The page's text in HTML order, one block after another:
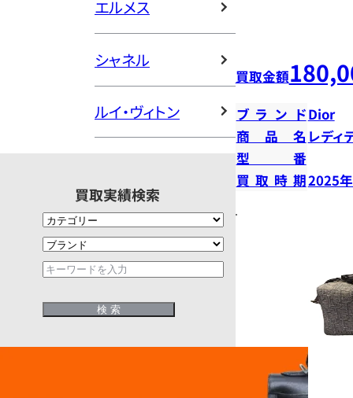
エルメス
シャネル
ルイ・ヴィトン
買取実績検索
買取金額
ブランドDior
商品名 レディ
型番
買取時期2025